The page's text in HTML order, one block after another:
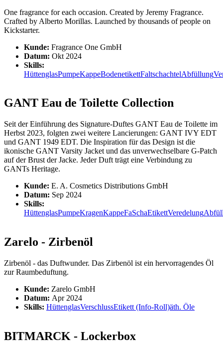
One fragrance for each occasion. Created by Jeremy Fragrance.
Crafted by Alberto Morillas. Launched by thousands of people on
Kickstarter.
Kunde: Fragrance One GmbH
Datum: Okt 2024
Skills:
HüttenglasPumpeKappeBodenetikettFaltschachtelAbfüllung
GANT Eau de Toilette Collection
Seit der Einführung des Signature-Duftes GANT Eau de Toilette im
Herbst 2023, folgten zwei weitere Lancierungen: GANT IVY EDT
und GANT 1949 EDT. Die Inspiration für das Design ist die
ikonische GANT Varsity Jacket und das unverwechselbare G-Patch
auf der Brust der Jacke. Jeder Duft trägt eine Verbindung zu
GANTs Heritage.
Kunde: E. A. Cosmetics Distributions GmbH
Datum: Sep 2024
Skills:
HüttenglasPumpeKragenKappeFaSchaEtikettVeredelung
Zarelo - Zirbenöl
Zirbenöl - das Duftwunder. Das Zirbenöl ist ein hervorragendes Öl
zur Raumbeduftung.
Kunde: Zarelo GmbH
Datum: Apr 2024
Skills: HüttenglasVerschlussEtikett (Info-Roll)äth. Öle
BITMARCK - Lockerbox